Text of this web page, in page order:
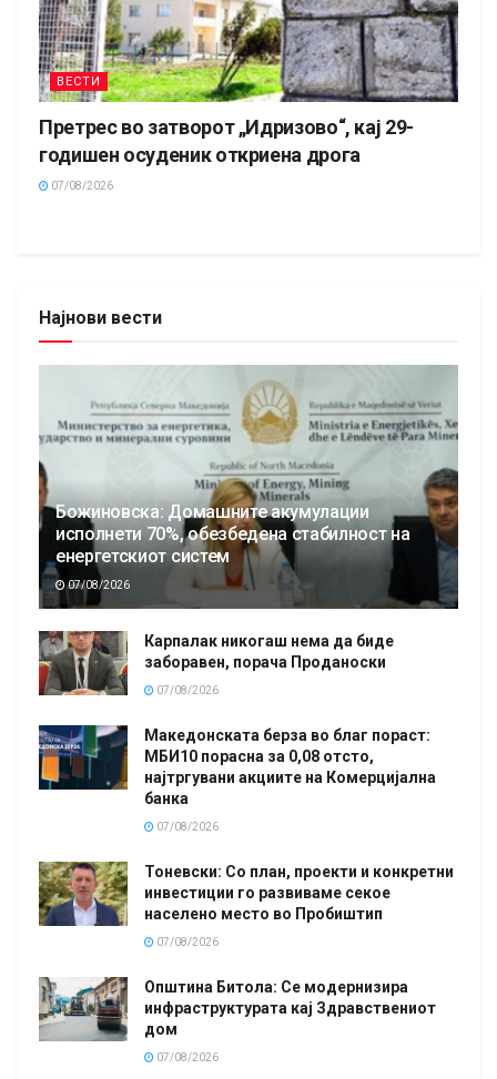
ВЕСТИ
Претрес во затворот „Идризово“, кај 29-
годишен осуденик откриена дрога
07/08/2026
Најнови вести
Божиновска: Домашните акумулации
исполнети 70%, обезбедена стабилност на
енергетскиот систем
07/08/2026
Карпалак никогаш нема да биде
заборавен, порача Проданоски
07/08/2026
Македонската берза во благ пораст:
МБИ10 порасна за 0,08 отсто,
најтргувани акциите на Комерцијална
банка
07/08/2026
Тоневски: Со план, проекти и конкретни
инвестиции го развиваме секое
населено место во Пробиштип
07/08/2026
Општина Битола: Се модернизира
инфраструктурата кај Здравствениот
дом
07/08/2026